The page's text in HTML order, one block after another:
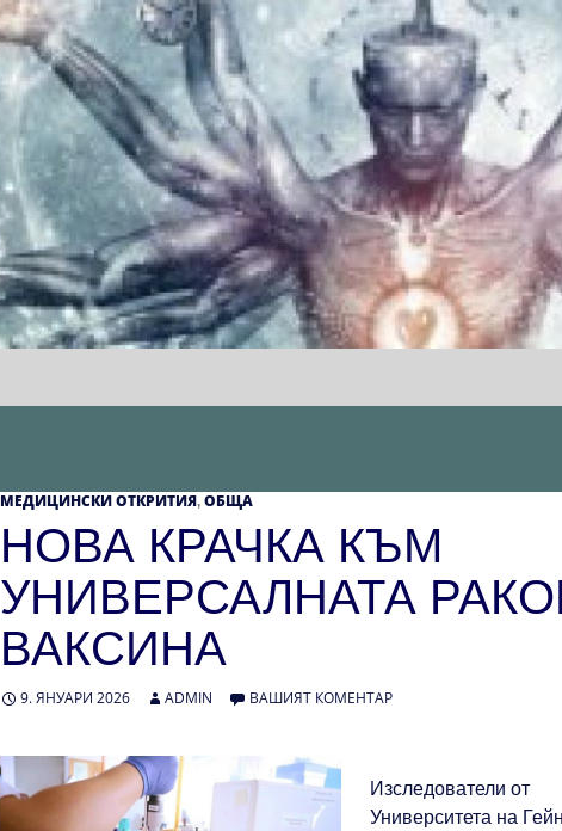
МЕДИЦИНСКИ ОТКРИТИЯ, ОБЩА
НОВА КРАЧКА КЪМ
УНИВЕРСАЛНАТА
ВАКСИНА
9. ЯНУАРИ 2026 ADMIN ВАШИЯТ КОМЕНТАР
Изследователи от
Университета на